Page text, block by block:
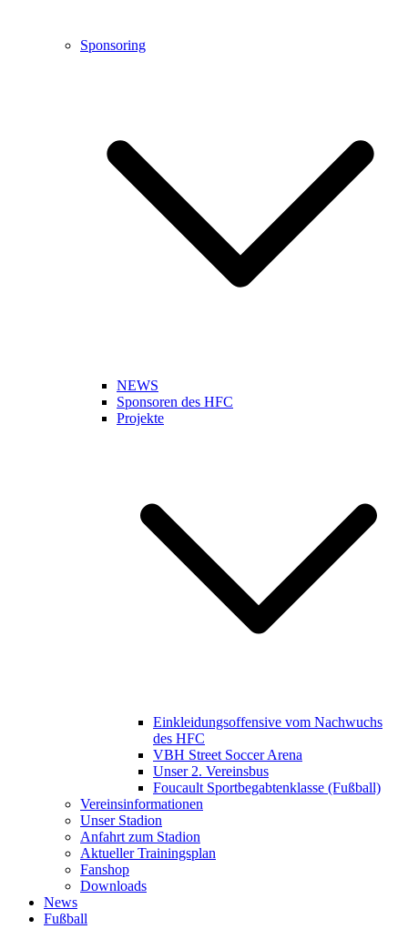
Sponsoring
NEWS
Sponsoren des HFC
Projekte
Einkleidungsoffensive vom Nachwuchs
des HFC
VBH Street Soccer Arena
Unser 2. Vereinsbus
Foucault Sportbegabtenklasse (Fußball)
Vereinsinformationen
Unser Stadion
Anfahrt zum Stadion
Aktueller Trainingsplan
Fanshop
Downloads
News
Fußball